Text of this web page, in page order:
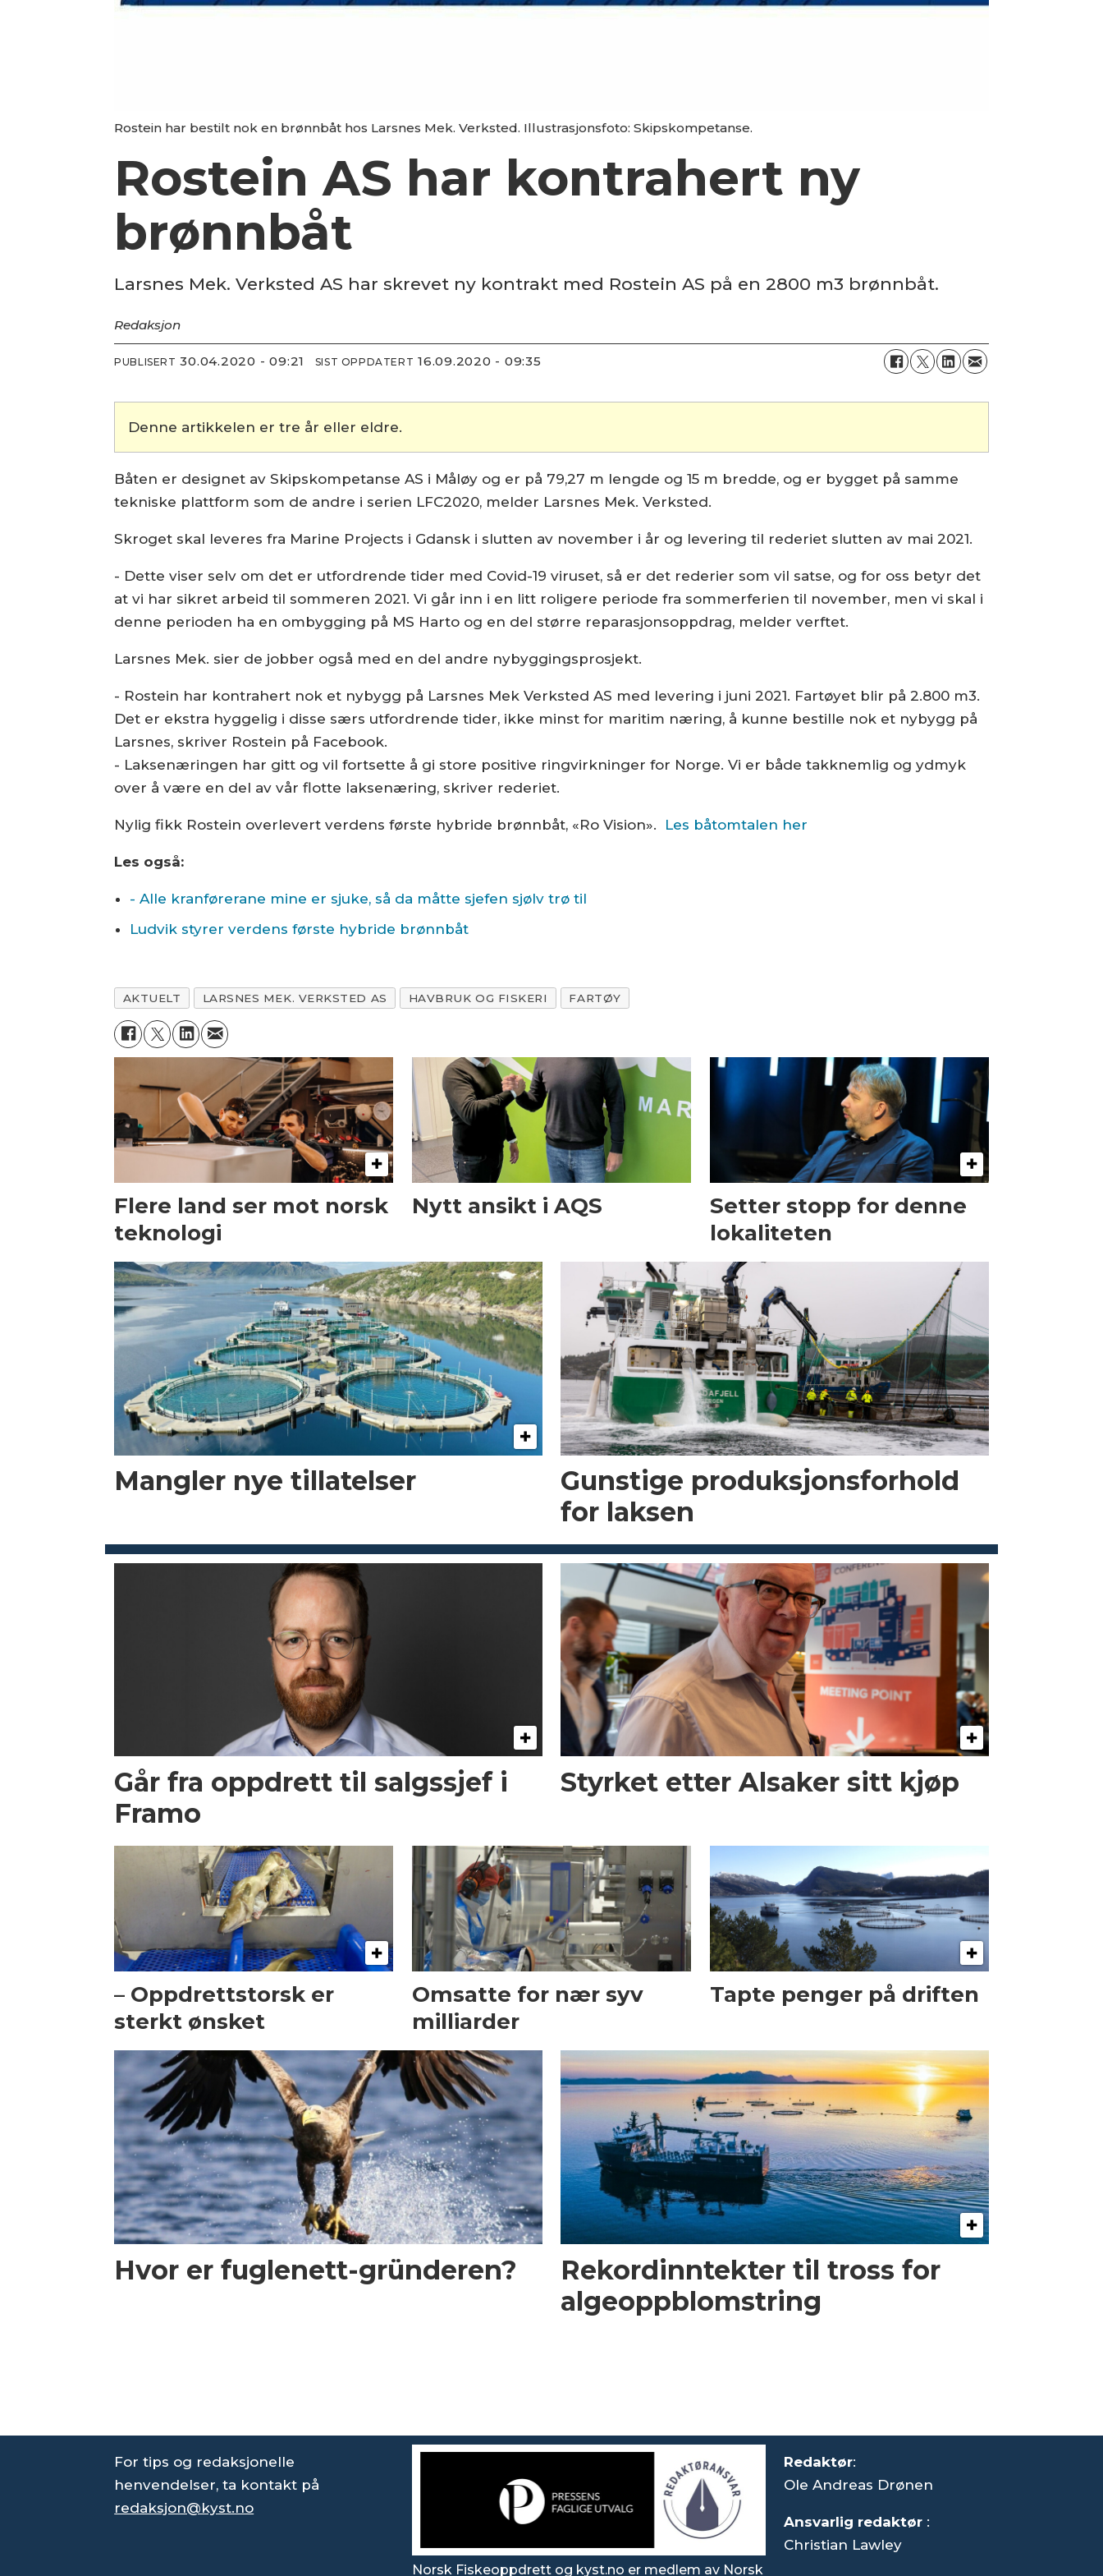
Rostein har bestilt nok en brønnbåt hos Larsnes Mek. Verksted. Illustrasjonsfoto: Skipskompetanse.
Rostein AS har kontrahert ny
brønnbåt
Larsnes Mek. Verksted AS har skrevet ny kontrakt med Rostein AS på en 2800 m3 brønnbåt.
Redaksjon
PUBLISERT 30.04.2020 - 09:21 SIST OPPDATERT 16.09.2020 - 09:35
Denne artikkelen er tre år eller eldre.
Båten er designet av Skipskompetanse AS i Måløy og er på 79,27 m lengde og 15 m bredde, og er bygget på samme
tekniske plattform som de andre i serien LFC2020, melder Larsnes Mek. Verksted.
Skroget skal leveres fra Marine Projects i Gdansk i slutten av november i år og levering til rederiet slutten av mai 2021.
- Dette viser selv om det er utfordrende tider med Covid-19 viruset, så er det rederier som vil satse, og for oss betyr det
at vi har sikret arbeid til sommeren 2021. Vi går inn i en litt roligere periode fra sommerferien til november, men vi skal i
denne perioden ha en ombygging på MS Harto og en del større reparasjonsoppdrag, melder verftet.
Larsnes Mek. sier de jobber også med en del andre nybyggingsprosjekt.
- Rostein har kontrahert nok et nybygg på Larsnes Mek Verksted AS med levering i juni 2021. Fartøyet blir på 2.800 m3.
Det er ekstra hyggelig i disse særs utfordrende tider, ikke minst for maritim næring, å kunne bestille nok et nybygg på
Larsnes, skriver Rostein på Facebook.
- Laksenæringen har gitt og vil fortsette å gi store positive ringvirkninger for Norge. Vi er både takknemlig og ydmyk
over å være en del av vår flotte laksenæring, skriver rederiet.
Nylig fikk Rostein overlevert verdens første hybride brønnbåt, «Ro Vision». Les båtomtalen her
Les også:
- Alle kranførerane mine er sjuke, så da måtte sjefen sjølv trø til
Ludvik styrer verdens første hybride brønnbåt
AKTUELT LARSNES MEK. VERKSTED AS HAVBRUK OG FISKERI FARTØY
Flere land ser mot norsk
teknologi
Nytt ansikt i AQS
Setter stopp for denne
lokaliteten
Mangler nye tillatelser
Gunstige produksjonsforhold
for laksen
Går fra oppdrett til salgssjef i
Framo
Styrket etter Alsaker sitt kjøp
– Oppdrettstorsk er
sterkt ønsket
Omsatte for nær syv
milliarder
Tapte penger på driften
Hvor er fuglenett-gründeren?
Rekordinntekter til tross for
algeoppblomstring
For tips og redaksjonelle
henvendelser, ta kontakt på
redaksjon@kyst.no
Norsk Fiskeoppdrett og kyst.no er medlem av Norsk
Redaktør:
Ole Andreas Drønen
Ansvarlig redaktør :
Christian Lawley